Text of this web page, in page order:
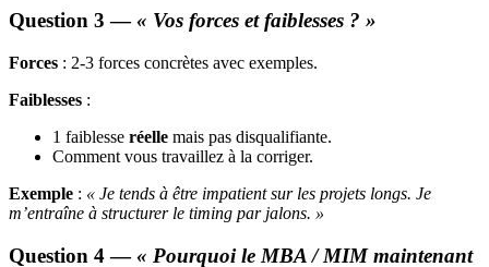
Question 3 —« Vos forces et faiblesses ? »
Forces : 2-3 forces concrètes avec exemples.
Faiblesses :
1 faiblesse réelle mais pas disqualifiante.
Comment vous travaillez à la corriger.
Exemple : « Je tends à être impatient sur les projets longs. Je
m’entraîne à structurer le timing par jalons. »
Question 4 —« Pourquoi le MBA / MIM maintenant